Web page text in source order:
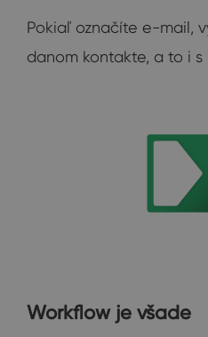
Pokiaľ označíte e-mail,
danom kontakte, a to i s
Workflow je všade